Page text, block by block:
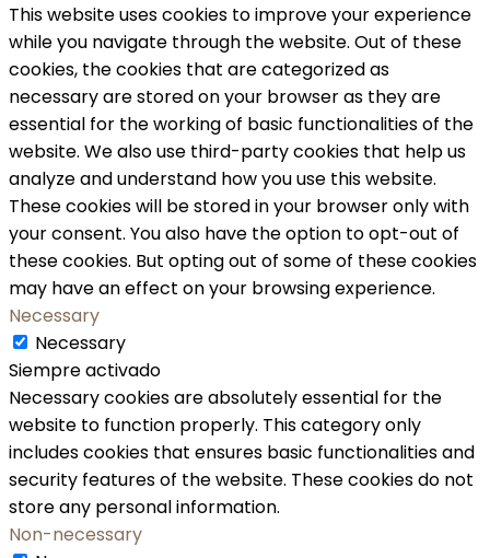
This website uses cookies to improve your experience
while you navigate through the website. Out of these
cookies, the cookies that are categorized as
necessary are stored on your browser as they are
essential for the working of basic functionalities of the
website. We also use third-party cookies that help us
analyze and understand how you use this website.
These cookies will be stored in your browser only with
your consent. You also have the option to opt-out of
these cookies. But opting out of some of these cookies
may have an effect on your browsing experience.
Necessary
Necessary
Siempre activado
Necessary cookies are absolutely essential for the
website to function properly. This category only
includes cookies that ensures basic functionalities and
security features of the website. These cookies do not
store any personal information.
Non-necessary